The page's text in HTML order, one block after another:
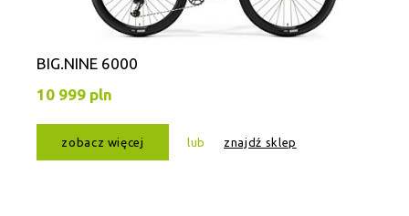
BIG.NINE 6000
10 999 pln
zobacz więcej lub znajdź sklep